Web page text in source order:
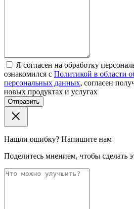
Я согласен на обработку
ознакомился с Политикой в области
персональных данных, согласен
новых продуктах и услугах
Отправить
Нашли ошибку? Напишите нам
Поделитесь мнением, чтобы сделать